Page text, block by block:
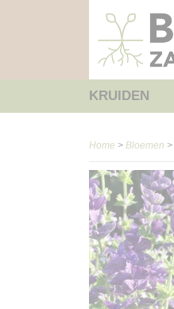
KRUIDEN
Home > Bloemen >